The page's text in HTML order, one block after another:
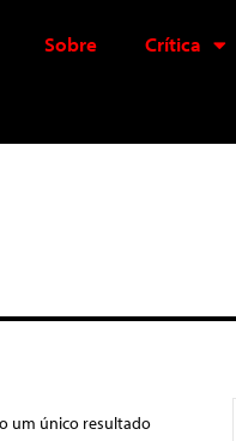
Sobre Crítica
um único resultado